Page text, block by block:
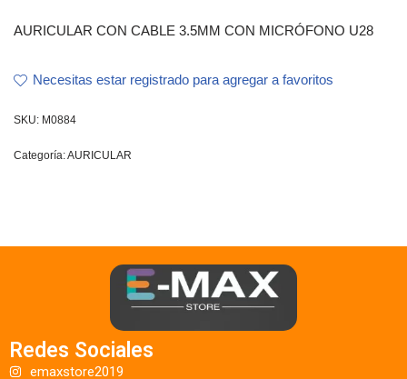
AURICULAR CON CABLE 3.5MM CON MICRÓFONO U28
Necesitas estar registrado para agregar a favoritos
SKU: M0884
Categoría:AURICULAR
Redes Sociales
emaxstore2019